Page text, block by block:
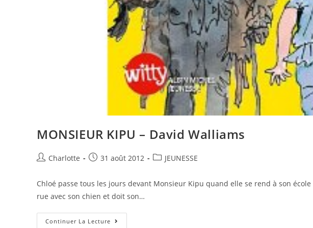
MONSIEUR KIPU – David Walliams
Charlotte 31 août 2012 JEUNESSE
Chloé passe tous les jours devant Monsieur Kipu quand elle se rend à son
rue avec son chien et doit son…
Continuer La Lecture